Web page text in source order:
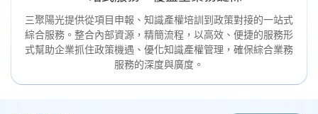
三聚陽光提供從項目申報、知識產權培訓到政策對接的一站式
綜合服務。整合內部資源，精簡流程，以高效、便捷的服務形
式幫助企業抓住政策機遇、優化知識產權管理，確保綜合業務
服務的深度與廣度。